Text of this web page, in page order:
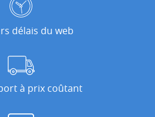
délais du web
à prix coûtant